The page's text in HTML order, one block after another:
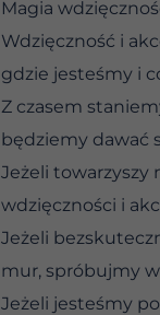
Magia
Wdzięczność i
gdzie jesteśmy i
Z czasem
będziemy dawać
Jeżeli towarzyszy
wdzięczności i
Jeżeli
mur, spróbujmy
Jeżeli jesteśmy